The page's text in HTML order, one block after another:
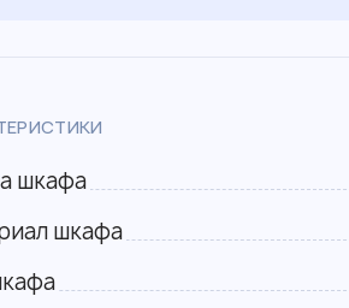
шкафа
шкафа